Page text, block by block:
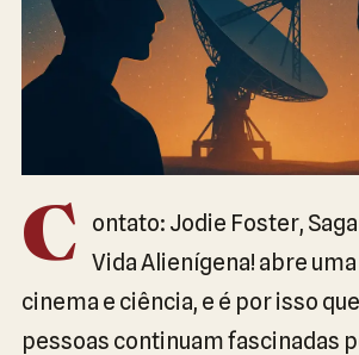
C
ontato: Jodie Foster,
Vida Alienígena! abre
cinema e ciência, e é por isso
pessoas continuam fascinadas